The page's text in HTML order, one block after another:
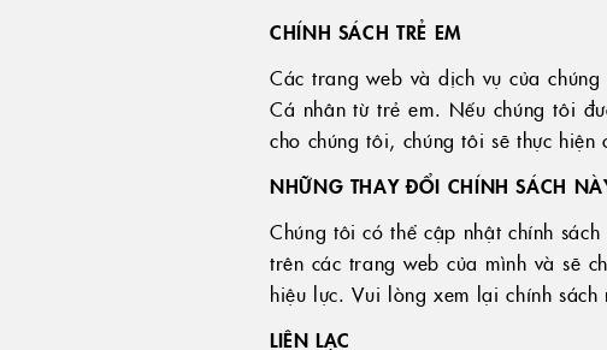
CHÍNH SÁCH TRẺ EM
Các trang web và dịch vụ của
Cá nhân từ trẻ em. Nếu chúng tôi
cho chúng tôi, chúng tôi sẽ thực
NHỮNG THAY ĐỔI CHÍNH SÁCH
Chúng tôi có thể cập nhật chính
trên các trang web của mình và sẽ
hiệu lực. Vui lòng xem lại chính
LIÊN LẠC